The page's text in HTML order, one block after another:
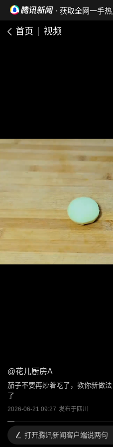
· 获取全网一手
首页 视频
@花儿厨房A
茄子不要再炒着吃了，教你新做
了
2026-06-21 09:27 发布于四川
打开腾讯新闻客户端说两句